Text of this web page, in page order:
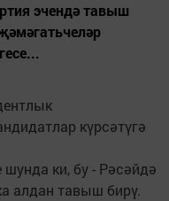
эчендә тавыш
күрсәтүгә
ки, бу - Рәсәйдә
алдан тавыш бирү.